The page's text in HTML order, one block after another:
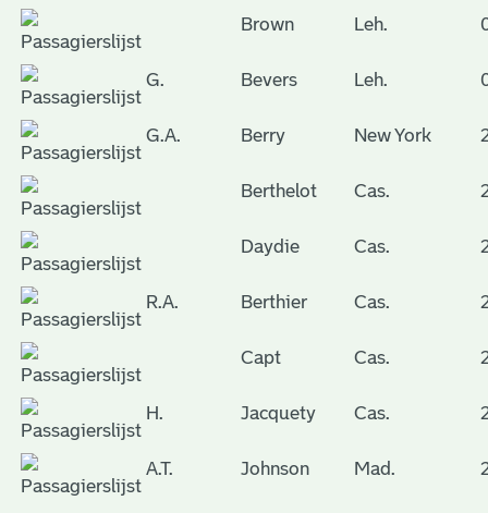
Brown Leh.
G. Bevers Leh.
G.A. Berry New York
Berthelot Cas.
Daydie Cas.
R.A. Berthier Cas.
Capt Cas.
H. Jacquety Cas.
A.T. Johnson Mad.